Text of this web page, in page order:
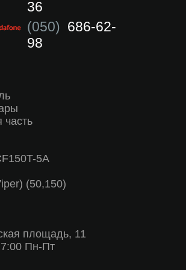
36
(050) 686-62-
98
часть
5A
(50,150)
площадь, 11
Пн-Пт